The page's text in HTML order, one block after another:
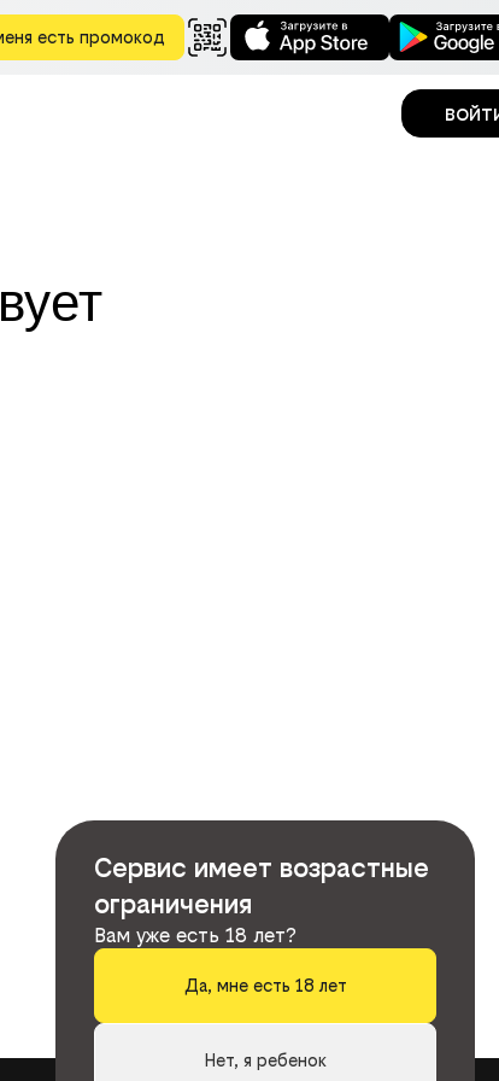
есть промокод
Сервис имеет возрастные
ограничения
Вам уже есть 18 лет?
Да, мне есть 18 лет
Нет, я ребенок